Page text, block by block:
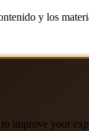
y los
improve your